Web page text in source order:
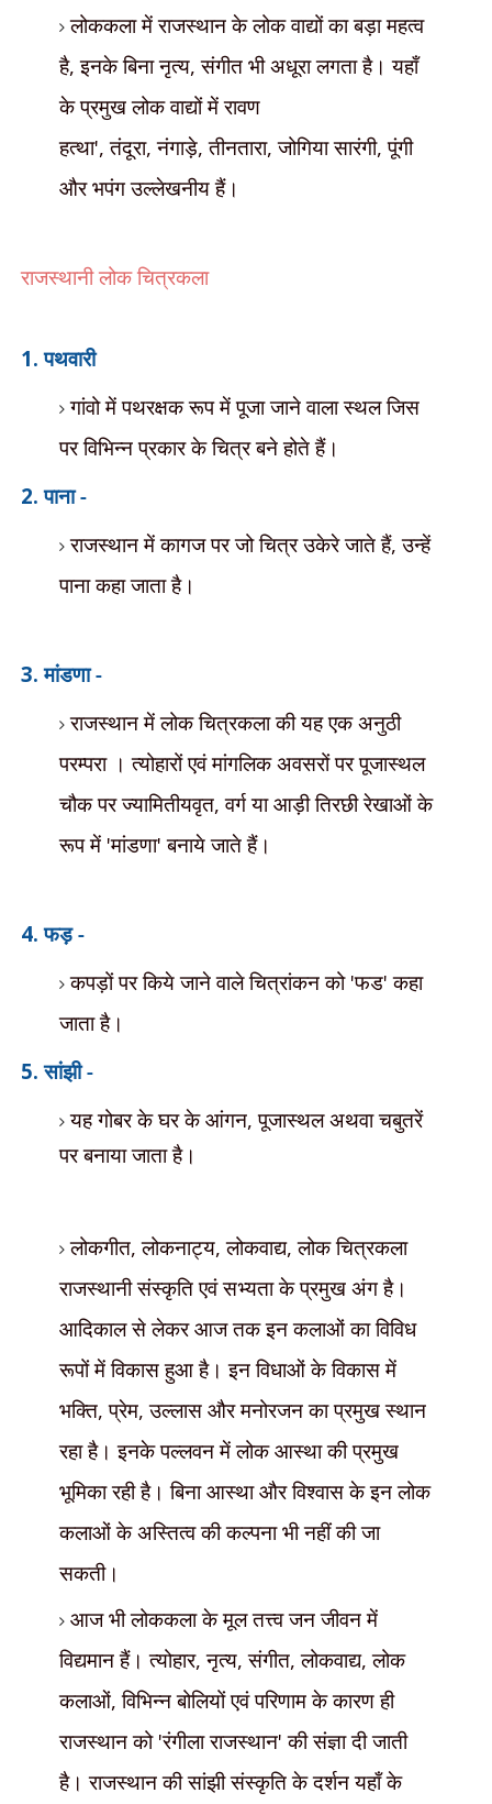
लोककला में राजस्थान के लोक वाद्यों का बड़ा महत्व
है,इनके बिना नृत्य,संगीत भीअधूरा लगता है। यहाँ
के प्रमुख लोक वाद्यों में रावण
हत्था',तंदूरा,नंगाड़े,तीनतारा,जोगिया सारंगी,पूंगी
और भपंग उल्लेखनीय हैं।
राजस्थानी लोक चित्रकला
1.पथवारी
गांवो में पथरक्षक रूप में पूजा जाने वाला स्थल जिस
पर विभिन्न प्रकार के चित्र बने होते हैं।
2.पाना -
राजस्थान में कागज पर जो चित्र उकेरे जाते हैं,उन्हें
पाना कहा जाता है।
3.मांडणा -
राजस्थान में लोक चित्रकला की यह एक अनुठी
परम्परा । त्योहारों एवं मांगलिक अवसरों पर पूजास्थल
चौक पर ज्यामितीयवृत,वर्ग या आड़ी तिरछी रेखाओं के
रूप में 'मांडणा'बनाये जाते हैं।
4.फड़ -
कपड़ों पर किये जाने वाले चित्रांकन को 'फड'कहा
जाता है।
5.सांझी -
यह गोबर के घर के आंगन,पूजास्थलअथवा चबुतरें
पर बनाया जाता है।
लोकगीत,लोकनाट्य,लोकवाद्य,लोक चित्रकला
राजस्थानी संस्कृति एवं सभ्यता के प्रमुख अंग है।
आदिकाल से लेकर आज तक इन कलाओं का विविध
रूपों में विकास हुआ है। इन विधाओं के विकास में
भक्ति,प्रेम,उल्लास और मनोरजन का प्रमुख स्थान
रहा है। इनके पल्लवन में लोक आस्था की प्रमुख
भूमिका रही है। बिना आस्था और विश्वास के इन लोक
कलाओं के अस्तित्व की कल्पना भी नहीं की जा
सकती।
आज भी लोककला के मूल तत्त्व जन जीवन में
विद्यमान हैं। त्योहार,नृत्य,संगीत,लोकवाद्य,लोक
कलाओं,विभिन्न बोलियों एवं परिणाम के कारण ही
राजस्थान को 'रंगीला राजस्थान'की संज्ञा दी जाती
है। राजस्थान की सांझी संस्कृति के दर्शन यहाँ के